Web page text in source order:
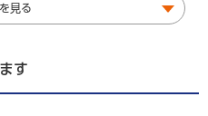
見る
す